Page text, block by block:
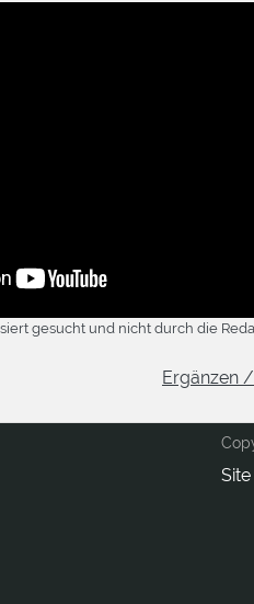
gesucht und nicht durch die
Ergänzen